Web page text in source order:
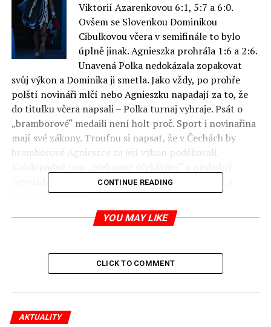
Viktorií Azarenkovou 6:1, 5:7 a 6:0.
Ovšem se Slovenkou Dominikou
Cibulkovou včera v semifinále to bylo
úplně jinak. Agnieszka prohrála 1:6 a 2:6.
Unavená Polka nedokázala zopakovat
svůj výkon a Dominika ji smetla. Jako vždy, po prohře
polští novináři mlčí nebo Agnieszku napadají za to, že
do titulku včera napsali – Polka turnaj vyhraje. Psát o
„bramborové“ medaili není holt proč. Sport i novinařina
mají své zákony. Troufnu si napsat, že v Čechách by
bramborové Agnieszce za její výkon poděkovali.
nezvládaný zmar, je čímsi, v čem se skeptičtí Češi a
Poláci zásadně liší.
jp
RELATED TOPICS:
Zimní výlet – Petruška Šustrová
CONTINUE READING
YOU MAY LIKE
CLICK TO COMMENT
AKTUALITY